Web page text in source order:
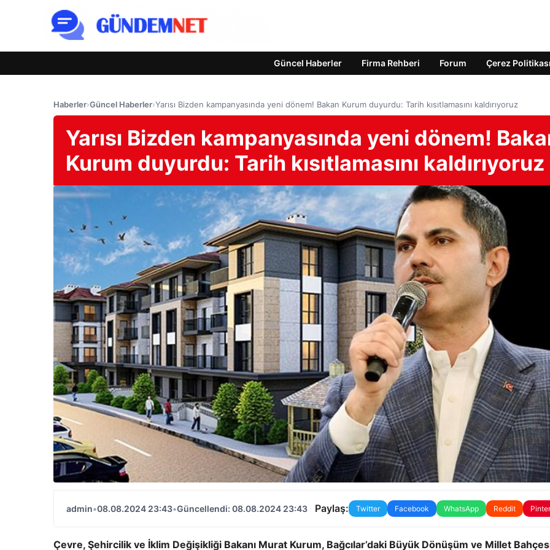
Güncel Haberler Firma Rehberi Forum Çerez Politikası
Haberler›Güncel Haberler›Yarısı Bizden kampanyasında yeni dönem! Bakan Kurum duyurdu: Tarih kısıtlamasını kaldırıyoruz
Yarısı Bizden kampanyasında yeni dönem!
Kurum duyurdu: Tarih kısıtlamasını kaldırıyoruz
admin•08.08.2024 23:43•Güncellendi: 08.08.2024 23:43 Paylaş: Twitter Facebook WhatsApp Reddit
Çevre, Şehircilik ve İklim Değişikliği Bakanı Murat Kurum, Bağcılar’daki Büyük Dönüşüm ve Millet